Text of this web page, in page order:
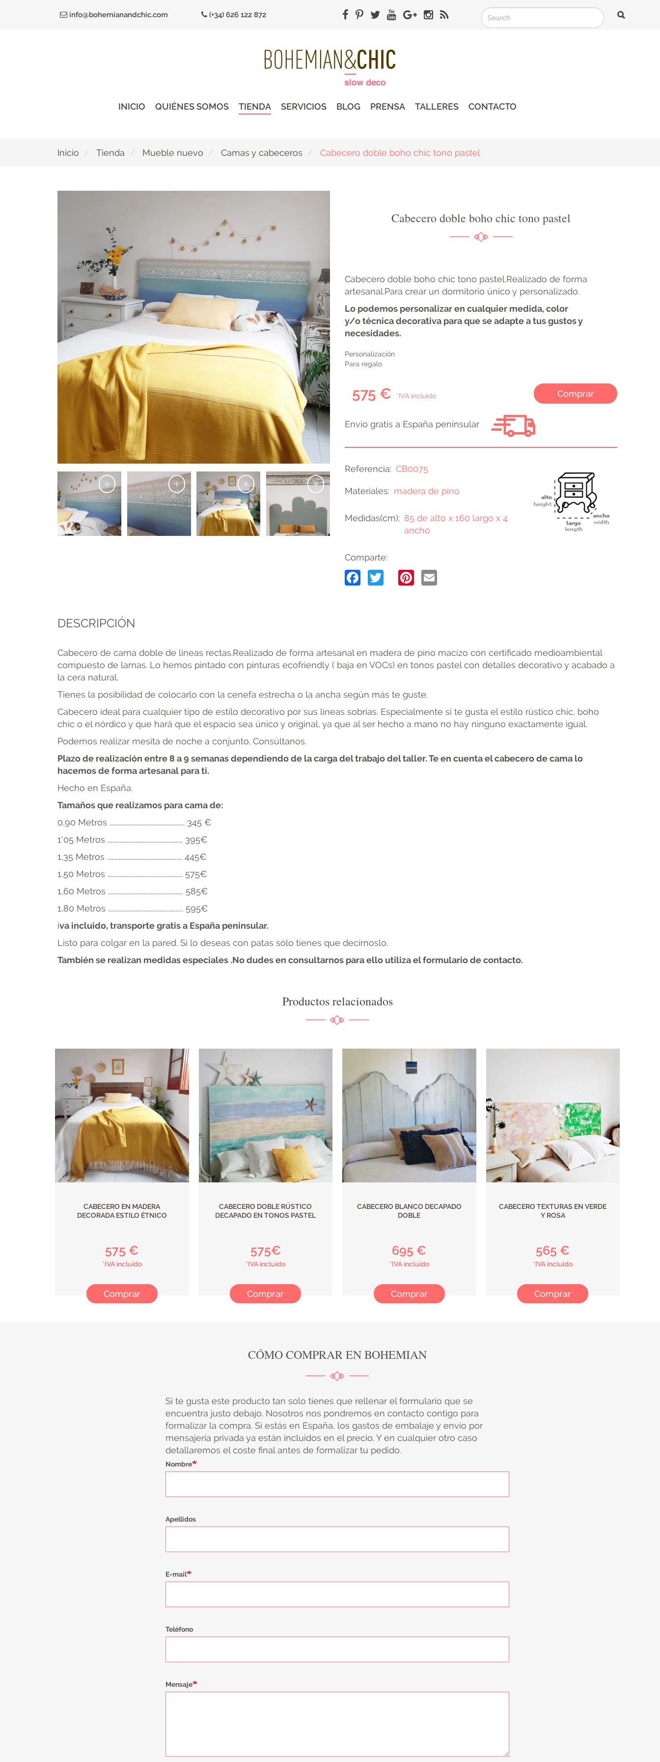
info@bohemianandchic.com (+34) 626 122 872
Search
Search
Search
INICIO QUIÉNES SOMOS TIENDA SERVICIOS BLOG PRENSA TALLERES CONTACTO
Inicio Tienda Mueble nuevo Camas y cabeceros Cabecero doble boho chic tono pastel
+ + + +
Cabecero doble boho chic tono pastel
Cabecero doble boho chic tono pastel.Realizado de forma
artesanal.Para crear un dormitorio único y personalizado.
Lo podemos personalizar en cualquier medida, color
y/o técnica decorativa para que se adapte a tus gustos y
necesidades.
Personalización
Para regalo
575 € *IVA incluido Comprar
Envio gratis a España peninsular
Referencia CB0075
Materiales madera de pino
Medidas(cm)
85 de alto x 160 largo x 4
ancho
Comparte:
Facebook
TwitterPinterest
DESCRIPCIÓN
Cabecero de cama doble de líneas rectas.Realizado de forma artesanal en madera de pino macizo con certificado medioambiental
compuesto de lamas. Lo hemos pintado con pinturas ecofriendly ( baja en VOCs) en tonos pastel con detalles decorativo y acabado a
la cera natural.
Tienes la posibilidad de colocarlo con la cenefa estrecha o la ancha según más te guste.
Cabecero ideal para cualquier tipo de estilo decorativo por sus líneas sobrias. Especialmente si te gusta el estilo rústico chic, boho
chic o el nórdico y que hará que el espacio sea único y original, ya que al ser hecho a mano no hay ninguno exactamente igual.
Podemos realizar mesita de noche a conjunto. Consúltanos.
Plazo de realización entre 8 a 9 semanas dependiendo de la carga del trabajo del taller. Te en cuenta el cabecero de cama lo
hacemos de forma artesanal para ti.
Hecho en España.
Tamaños que realizamos para cama de:
0,90 Metros ................................................... 345 €
1'05 Metros ................................................... 395€
1,35 Metros ................................................... 445€
1,50 Metros ................................................... 575€
1,60 Metros ................................................... 585€
1,80 Metros ................................................... 595€
iva incluido, transporte gratis a España peninsular.
Listo para colgar en la pared. Si lo deseas con patas sólo tienes que decírnoslo.
También se realizan medidas especiales .No dudes en consultarnos para ello utiliza el formulario de contacto.
Productos relacionados
CABECERO EN MADERA
DECORADA ESTILO ÉTNICO
575 €
*IVA incluido
Comprar
CABECERO DOBLE RÚSTICO
DECAPADO EN TONOS PASTEL
575€
*IVA incluido
Comprar
CABECERO BLANCO DECAPADO
DOBLE
695 €
*IVA incluido
Comprar
CABECERO TEXTURAS EN VERDE
Y ROSA
565 €
*IVA incluido
Comprar
CÓMO COMPRAR EN BOHEMIAN
Si te gusta este producto tan solo tienes que rellenar el formulario que se
encuentra justo debajo. Nosotros nos pondremos en contacto contigo para
formalizar la compra. Si estás en España, los gastos de embalaje y envío por
mensajería privada ya están incluidos en el precio. Y en cualquier otro caso
detallaremos el coste final antes de formalizar tu pedido.
Nombre
Apellidos
E-mail
Teléfono
Mensaje